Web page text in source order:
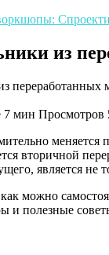
из
7 мин Просмотров
меняется
вторичной
является не
можно
и полезные